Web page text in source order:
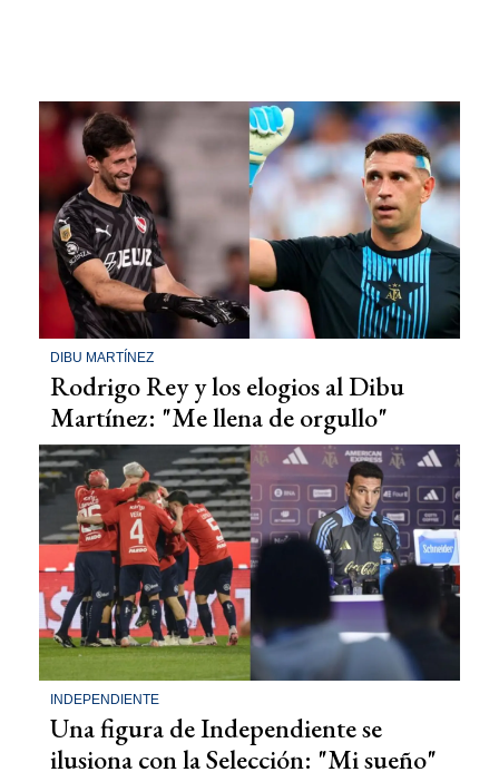
DIBU MARTÍNEZ
Rodrigo Rey y los elogios al Dibu
Martínez: "Me llena de orgullo"
INDEPENDIENTE
Una figura de Independiente se
ilusiona con la Selección: "Mi sueño"